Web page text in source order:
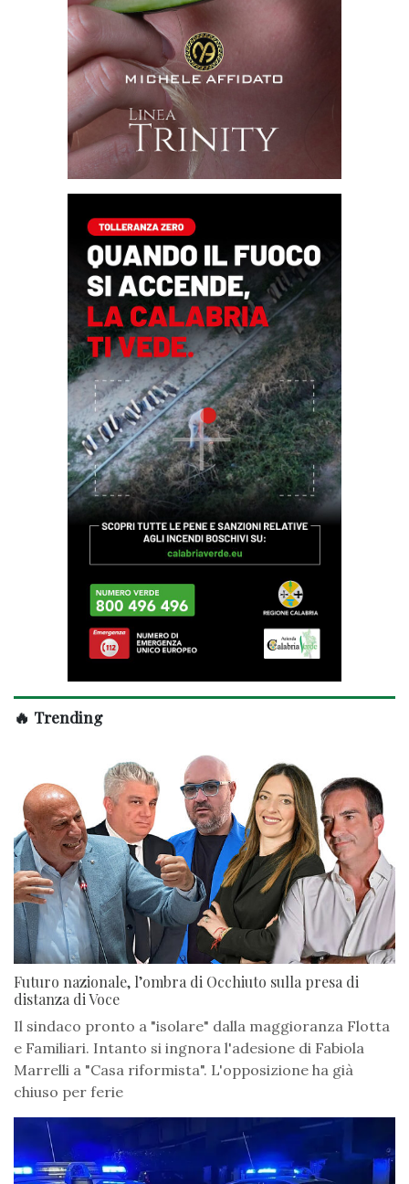
🔥 Trending
Futuro nazionale, l’ombra di Occhiuto sulla presa di
distanza di Voce
Il sindaco pronto a "isolare" dalla maggioranza Flotta
e Familiari. Intanto si ingnora l'adesione di Fabiola
Marrelli a "Casa riformista". L'opposizione ha già
chiuso per ferie